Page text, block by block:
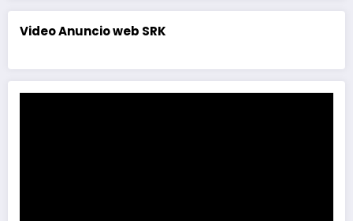
Video Anuncio web SRK